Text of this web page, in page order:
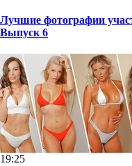
Лучшие фотографии
Выпуск 6
19:25